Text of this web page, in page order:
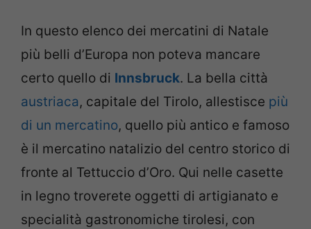
In questo elenco dei mercatini di Natale
più belli d’Europa non poteva mancare
certo quello di Innsbruck. La bella città
austriaca, capitale del Tirolo, allestisce più
di un mercatino, quello più antico e famoso
è il mercatino natalizio del centro storico di
fronte al Tettuccio d’Oro. Qui nelle casette
in legno troverete oggetti di artigianato e
specialità gastronomiche tirolesi, con